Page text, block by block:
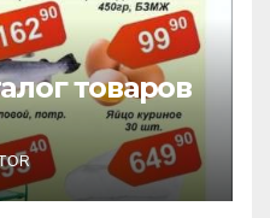
товаров